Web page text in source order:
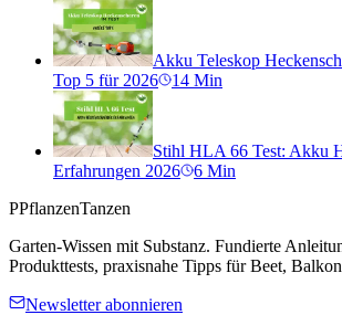
Akku Teleskop
Top 5 für 2026
14 Min
Stihl HLA 66 Test: Akku
Erfahrungen 2026
6 Min
PPflanzenTanzen
Garten-Wissen mit Substanz. Fundierte
Produkttests, praxisnahe Tipps für Beet,
Newsletter abonnieren